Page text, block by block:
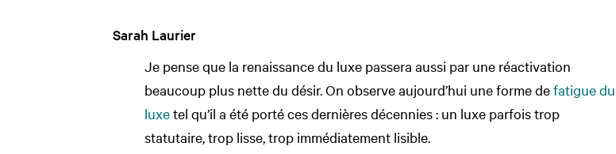
Sarah Laurier
Je pense que la renaissance du luxe passera aussi par une réactivation
beaucoup plus nette du désir. On observe aujourd’hui une forme defatigue du
luxetel qu’il a été porté ces dernières décennies : un luxe parfois trop
statutaire, trop lisse, trop immédiatement lisible.